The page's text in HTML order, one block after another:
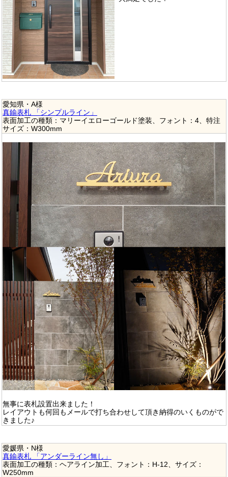
愛知県・A様
真鍮表札 「シンプルライン」
表面加工の種類：マリーイエローゴールド塗装、フォント：4、特注
サイズ：W300mm
無事に表札設置出来ました！
レイアウトも何回もメールで打ち合わせして頂き納得のいくものがで
きました♪
愛媛県・N様
真鍮表札 「アンダーライン無し」
表面加工の種類：ヘアライン加工、フォント：H-12、サイズ：
W250mm